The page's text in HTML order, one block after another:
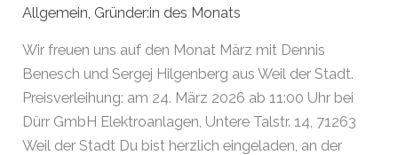
Allgemein, Gründer:in des Monats
Wir freuen uns auf den Monat März mit Dennis
Benesch und Sergej Hilgenberg aus Weil der Stadt.
Preisverleihung: am 24. März 2026 ab 11:00 Uhr bei
Dürr GmbH Elektroanlagen, Untere Talstr. 14, 71263
Weil der Stadt Du bist herzlich eingeladen, an der